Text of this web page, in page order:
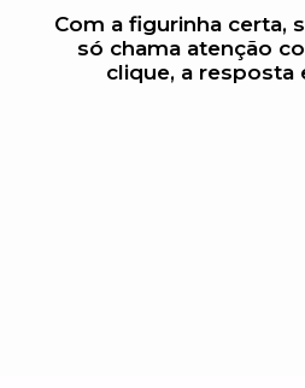
Com a figurinha certa,
só chama atenção
clique, a resposta